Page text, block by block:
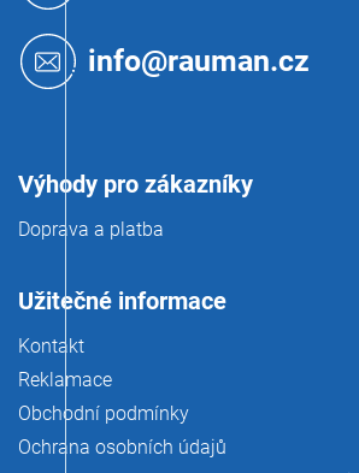
info@rauman.cz
Výhody pro zákazníky
Doprava a platba
Užitečné informace
Kontakt
Reklamace
Obchodní podmínky
Ochrana osobních údajů